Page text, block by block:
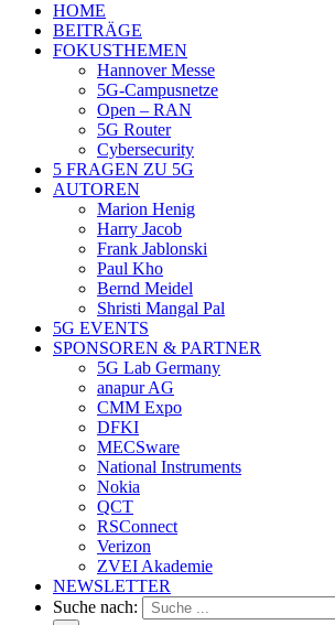
HOME
BEITRÄGE
FOKUSTHEMEN
Hannover Messe
5G-Campusnetze
Open – RAN
5G Router
Cybersecurity
5 FRAGEN ZU 5G
AUTOREN
Marion Henig
Harry Jacob
Frank Jablonski
Paul Kho
Bernd Meidel
Shristi Mangal Pal
5G EVENTS
SPONSOREN & PARTNER
5G Lab Germany
anapur AG
CMM Expo
DFKI
MECSware
National Instruments
Nokia
QCT
RSConnect
Verizon
ZVEI Akademie
NEWSLETTER
Suche nach: